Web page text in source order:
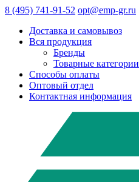
8 (495) 741-91-52 opt@emp-gr.ru
Доставка и самовывоз
Вся продукция
Бренды
Товарные категории
Способы оплаты
Оптовый отдел
Контактная информация